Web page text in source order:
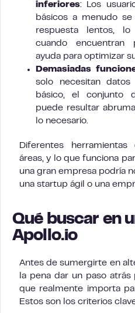
inferiores: Los
básicos a menudo
respuesta lentos,
cuando encuentran
ayuda para optimizar
Demasiadas
solo necesitan
básico, el conjunto
puede resultar
lo necesario.
Diferentes
áreas, y lo que funciona
una gran empresa podría
una startup ágil o una
Qué buscar en
Apollo.io
Antes de sumergirte en
la pena dar un paso
que realmente importa
Estos son los criterios